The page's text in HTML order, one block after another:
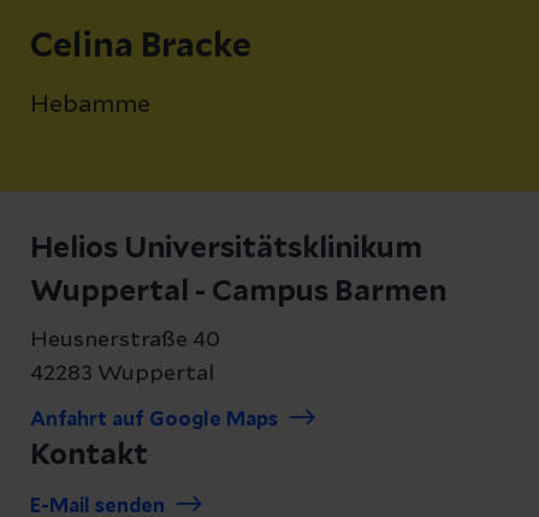
Celina Bracke
Hebamme
Helios Universitätsklinikum
Wuppertal - Campus Barmen
Heusnerstraße 40
42283 Wuppertal
Anfahrt auf Google Maps
Kontakt
E-Mail senden